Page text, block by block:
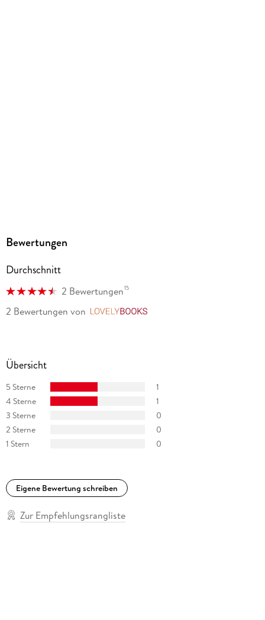
Bewertungen
Durchschnitt
2 Bewertungen15
2 Bewertungen von
Übersicht
5 Sterne
1
4 Sterne
1
3 Sterne
0
2 Sterne
0
1 Stern
0
Eigene Bewertung schreiben
Zur Empfehlungsrangliste